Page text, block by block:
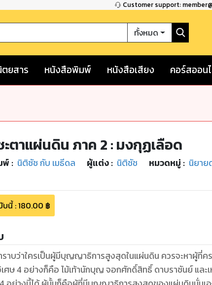
Customer support:
ทั้งหมด
ยสาร หนังสือพิมพ์ หนังสือเสียง คอร์สออน
ตาแผ่นดิน ภาค 2 : มงกุฏเลือด
พ์ : นิติชัช กับ เมธีดล ผู้แต่ง : นิติชัช หมวดหมู่ : นิยาย
บนี้:180.00 ฿
ราบว่าใครเป็นผู้มีบุญญาธิการสูงสุดในแผ่นดิน ควรจะหาผู้ที่ค
างก็คือ ไม้เท้านักบุญ จอกศักดิ์สิทธิ์ ดาบราชันย์ และเหรียญ 8 ทิศ ผู้ที่สามารถรวบรวม